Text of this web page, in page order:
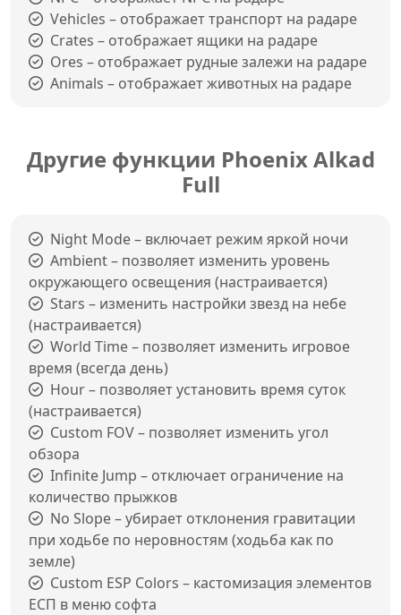
Vehicles – отображает транспорт на радаре
Crates – отображает ящики на радаре
Ores – отображает рудные залежи на радаре
Animals – отображает животных на радаре
Другие функции Phoenix Alkad
Full
Night Mode – включает режим яркой ночи
Ambient – позволяет изменить уровень
окружающего освещения (настраивается)
Stars – изменить настройки звезд на небе
(настраивается)
World Time – позволяет изменить игровое
время (всегда день)
Hour – позволяет установить время суток
(настраивается)
Custom FOV – позволяет изменить угол
обзора
Infinite Jump – отключает ограничение на
количество прыжков
No Slope – убирает отклонения гравитации
при ходьбе по неровностям (ходьба как по
земле)
Custom ESP Colors – кастомизация элементов
ЕСП в меню софта